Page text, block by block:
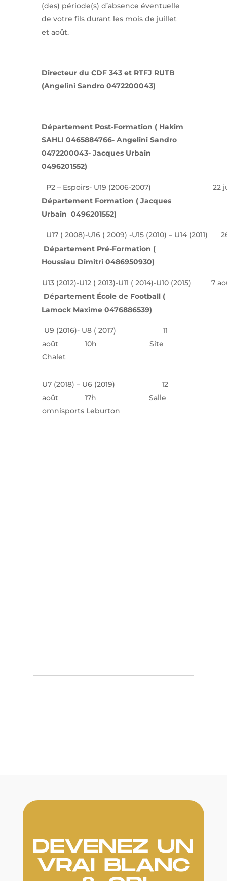
(des) période(s) d’absence éventuelle
de votre fils durant les mois de juillet
et août.
Directeur du CDF 343 et RTFJ RUTB
(Angelini Sandro 0472200043)
Département Post-Formation ( Hakim
SAHLI 0465884766- Angelini Sandro
0472200043- Jacques Urbain
0496201552)
P2 – Espoirs- U19 (2006-2007)
22
Département Formation ( Jacques
Urbain 0496201552)
U17 ( 2008)-U16 ( 2009) -U15 (2010) – U14 (2011)
Département Pré-Formation (
Houssiau Dimitri 0486950930)
U13 (2012)-U12 ( 2013)-U11 ( 2014)-U10 (2015)
7
Département École de Football (
Lamock Maxime 0476886539)
U9 (2016)- U8 ( 2017) 11
août 10h Site
Chalet
U7 (2018) – U6 (2019) 12
août 17h Salle
omnisports Leburton
DEVENEZ UN
VRAI BLANC